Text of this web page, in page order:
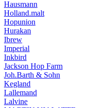
Hausmann
Holland.malt
Hopunion
Hurakan
Ibrew
Imperial
Inkbird
Jackson Hop Farm
Joh.Barth & Sohn
Kegland
Lallemand
Lalvine